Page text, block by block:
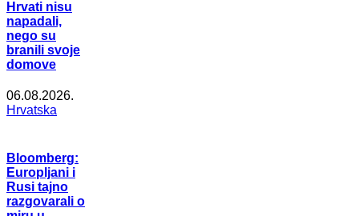
Hrvati nisu
napadali,
nego su
branili svoje
domove
06.08.2026.
Hrvatska
Bloomberg:
Europljani i
Rusi tajno
razgovarali o